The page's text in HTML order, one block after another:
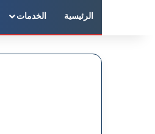
الرئيسية الخدمات